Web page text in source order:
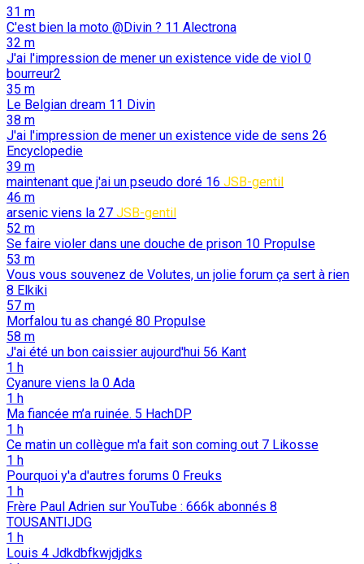
31 m
C'est bien la moto @Divin ? 11 Alectrona
32 m
J'ai l'impression de mener un existence vide de viol 0
bourreur2
35 m
Le Belgian dream 11 Divin
38 m
J'ai l'impression de mener un existence vide de sens 26
Encyclopedie
39 m
maintenant que j'ai un pseudo doré 16 JSB-gentil
46 m
arsenic viens la 27 JSB-gentil
52 m
Se faire violer dans une douche de prison 10 Propulse
53 m
Vous vous souvenez de Volutes, un jolie forum ça sert à rien
8 Elkiki
57 m
Morfalou tu as changé 80 Propulse
58 m
J'ai été un bon caissier aujourd'hui 56 Kant
1 h
Cyanure viens la 0 Ada
1 h
Ma fiancée m’a ruinée. 5 HachDP
1 h
Ce matin un collègue m'a fait son coming out 7 Likosse
1 h
Pourquoi y'a d'autres forums 0 Freuks
1 h
Frère Paul Adrien sur YouTube : 666k abonnés 8
TOUSANTIJDG
1 h
Louis 4 Jdkdbfkwjdjdks